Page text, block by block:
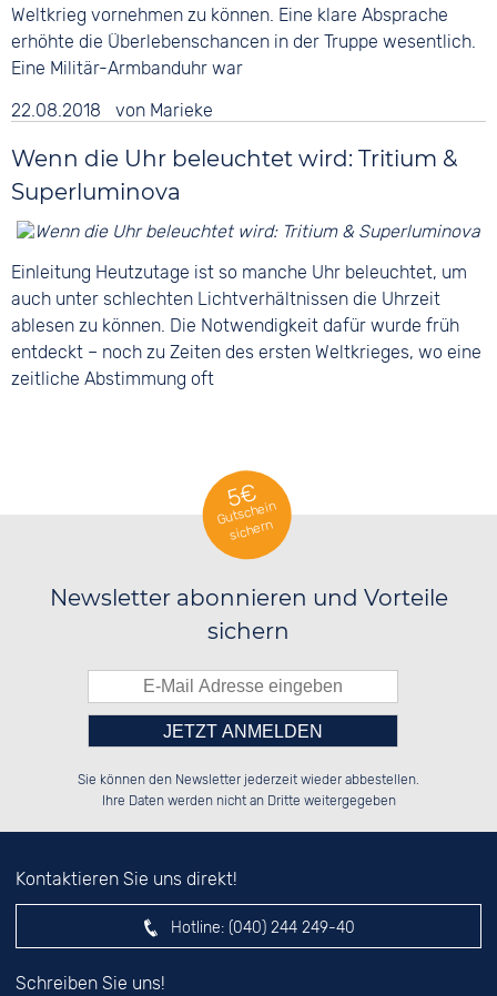
Weltkrieg vornehmen zu können. Eine klare Absprache
erhöhte die Überlebenschancen in der Truppe wesentlich.
Eine Militär-Armbanduhr war
22.08.2018
von Marieke
Wenn die Uhr beleuchtet wird: Tritium &
Superluminova
Einleitung Heutzutage ist so manche Uhr beleuchtet, um
auch unter schlechten Lichtverhältnissen die Uhrzeit
ablesen zu können. Die Notwendigkeit dafür wurde früh
entdeckt – noch zu Zeiten des ersten Weltkrieges, wo eine
zeitliche Abstimmung oft
5€
Gutschein
sichern
Newsletter abonnieren und Vorteile
sichern
██░░██░░██░░░░░░░░░░██░░░░░░██░░
██████░░██████░░░░████░░░░████░░
░░░░██░░░░░░██░░░░░░██░░██░░░░░░
Bitte tragen Sie die Zahl in
das nebenstehende Feld ein.
Sie können den Newsletter jederzeit wieder abbestellen.
Ihre Daten werden nicht an Dritte weitergegeben
Kontaktieren Sie uns direkt!
Hotline: (040) 244 249-40
Schreiben Sie uns!